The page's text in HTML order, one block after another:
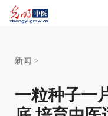
新闻 >
一粒种子一